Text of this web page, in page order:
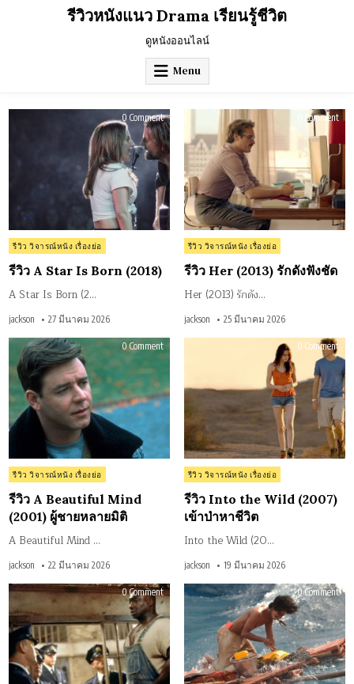
รีวิวหนังแนว Drama เรียนรู้ชีวิต
ดูหนังออนไลน์
Menu
0 Commenton
รีวิว
A
Star
Is
Born
(2018)
Posted
in
รีวิว วิจารณ์หนัง เรื่องย่อ
รีวิว A Star Is Born (2018)
A Star Is Born (2…
jackson 27 มีนาคม 2026
0 Commenton
รัก
ชัด
Posted
in
รีวิว วิจารณ์หนัง เรื่องย่อ
รีวิว Her (2013) รักดังฟังชัด
Her (2013) รักดัง…
jackson 25 มีนาคม 2026
0 Commenton
รีวิว
Mind
(2001)
ผู้ชาย
Posted
in
รีวิว วิจารณ์หนัง เรื่องย่อ
รีวิว A Beautiful Mind
(2001) ผู้ชายหลายมิติ
A Beautiful Mind …
jackson 22 มีนาคม 2026
0 Commenton
รีวิว
Into
the
เข้า
ป่า
หา
ชีวิ
Posted
in
รีวิว วิจารณ์หนัง เรื่องย่อ
รีวิว Into the Wild (2007)
เข้าป่าหาชีวิต
Into the Wild (20…
jackson 19 มีนาคม 2026
0 Commenton
รีวิว
The
Green
(1999)
ปาฏิหาริย์
แดน
ประหาร
0 Commenton
รีวิว
Life
of
Pi
ชีวิ
อัศ
ของ
พา